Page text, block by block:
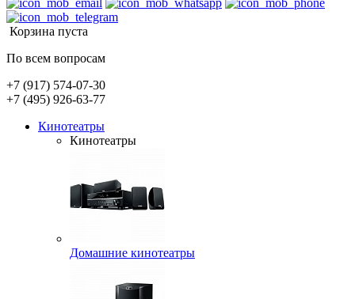
Корзина пуста
По всем вопросам
+7 (917) 574-07-30
+7 (495) 926-63-77
Кинотеатры
Кинотеатры
Домашние кинотеатры